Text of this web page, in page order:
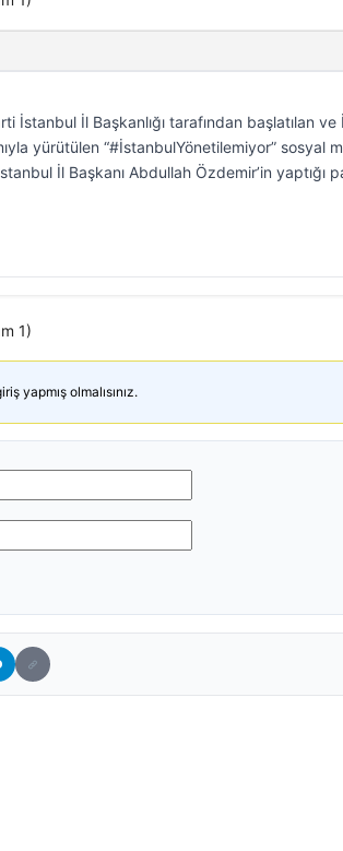
İstanbul İl Başkanlığı tarafından başlatılan
yürütülen “#İstanbulYönetilemiyor” sosyal
İl Başkanı Abdullah Özdemir’in yaptığı
1)
yapmış olmalısınız.